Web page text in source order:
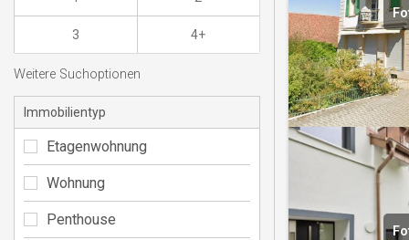
3 4+
Weitere Suchoptionen
Immobilientyp
Etagenwohnung
Wohnung
Penthouse